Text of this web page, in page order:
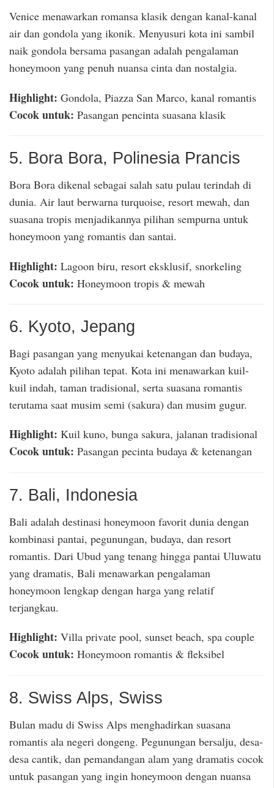
Venice menawarkan romansa klasik dengan kanal-kanal
air dan gondola yang ikonik. Menyusuri kota ini sambil
naik gondola bersama pasangan adalah pengalaman
honeymoon yang penuh nuansa cinta dan nostalgia.
Highlight: Gondola, Piazza San Marco, kanal romantis
Cocok untuk: Pasangan pencinta suasana klasik
5. Bora Bora, Polinesia Prancis
Bora Bora dikenal sebagai salah satu pulau terindah di
dunia. Air laut berwarna turquoise, resort mewah, dan
suasana tropis menjadikannya pilihan sempurna untuk
honeymoon yang romantis dan santai.
Highlight: Lagoon biru, resort eksklusif, snorkeling
Cocok untuk: Honeymoon tropis & mewah
6. Kyoto, Jepang
Bagi pasangan yang menyukai ketenangan dan budaya,
Kyoto adalah pilihan tepat. Kota ini menawarkan kuil-
kuil indah, taman tradisional, serta suasana romantis
terutama saat musim semi (sakura) dan musim gugur.
Highlight: Kuil kuno, bunga sakura, jalanan tradisional
Cocok untuk: Pasangan pecinta budaya & ketenangan
7. Bali, Indonesia
Bali adalah destinasi honeymoon favorit dunia dengan
kombinasi pantai, pegunungan, budaya, dan resort
romantis. Dari Ubud yang tenang hingga pantai Uluwatu
yang dramatis, Bali menawarkan pengalaman
honeymoon lengkap dengan harga yang relatif
terjangkau.
Highlight: Villa private pool, sunset beach, spa couple
Cocok untuk: Honeymoon romantis & fleksibel
8. Swiss Alps, Swiss
Bulan madu di Swiss Alps menghadirkan suasana
romantis ala negeri dongeng. Pegunungan bersalju, desa-
desa cantik, dan pemandangan alam yang dramatis cocok
untuk pasangan yang ingin honeymoon dengan nuansa